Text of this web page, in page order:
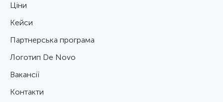
Ціни
Кейси
Партнерська програма
Логотип De Novo
Вакансії
Контакти